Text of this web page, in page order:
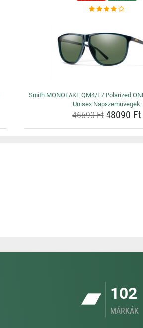
Smith MONOLAKE QM4/L7 Polarized
Unisex Napszemüvegek
46690 Ft48090 Ft
102
MÁRKÁK